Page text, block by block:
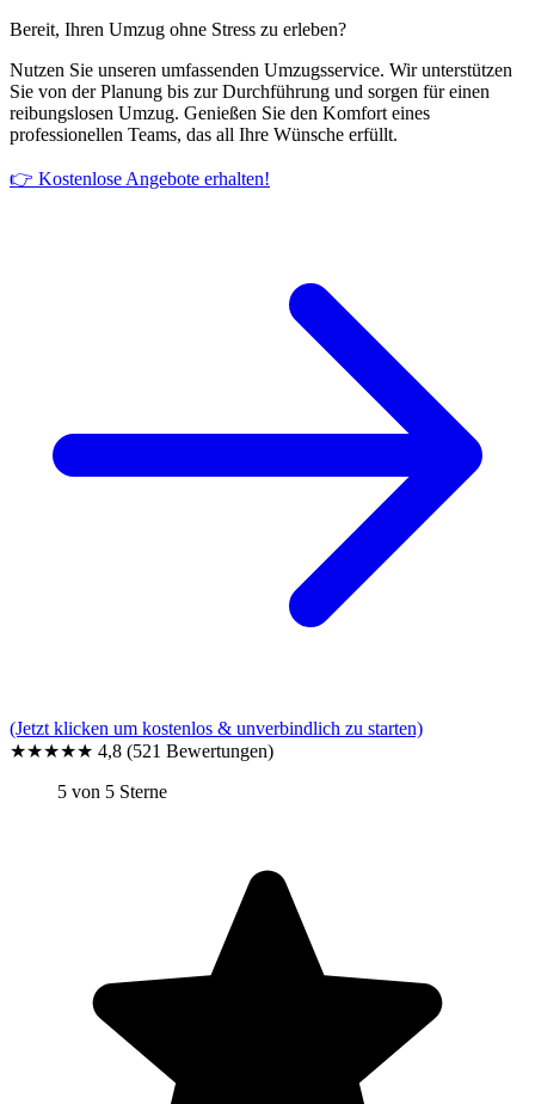
Bereit, Ihren Umzug ohne Stress zu erleben?
Nutzen Sie unseren umfassenden Umzugsservice. Wir unterstützen
Sie von der Planung bis zur Durchführung und sorgen für einen
reibungslosen Umzug. Genießen Sie den Komfort eines
professionellen Teams, das all Ihre Wünsche erfüllt.
👉 Kostenlose Angebote erhalten!
(Jetzt klicken um kostenlos & unverbindlich zu starten)
★★★★★ 4,8 (521 Bewertungen)
5 von 5 Sterne